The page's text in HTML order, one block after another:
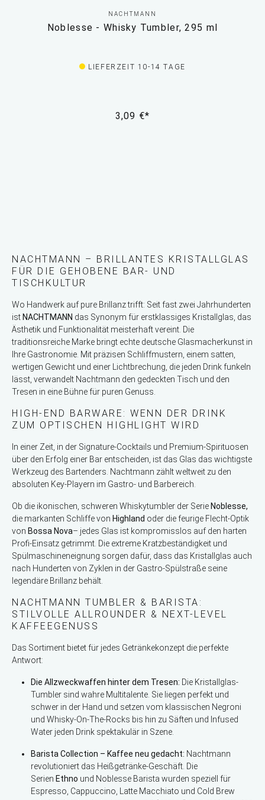
NACHTMANN
Noblesse - Whisky Tumbler, 295 ml
LIEFERZEIT 10-14 TAGE
3,09 €*
NACHTMANN – BRILLANTES KRISTALLGLAS
FÜR DIE GEHOBENE BAR- UND
TISCHKULTUR
Wo Handwerk auf pure Brillanz trifft: Seit fast zwei Jahrhunderten
ist NACHTMANN das Synonym für erstklassiges Kristallglas, das
Ästhetik und Funktionalität meisterhaft vereint. Die
traditionsreiche Marke bringt echte deutsche Glasmacherkunst in
Ihre Gastronomie. Mit präzisen Schliffmustern, einem satten,
wertigen Gewicht und einer Lichtbrechung, die jeden Drink funkeln
lässt, verwandelt Nachtmann den gedeckten Tisch und den
Tresen in eine Bühne für puren Genuss.
HIGH-END BARWARE: WENN DER DRINK
ZUM OPTISCHEN HIGHLIGHT WIRD
In einer Zeit, in der Signature-Cocktails und Premium-Spirituosen
über den Erfolg einer Bar entscheiden, ist das Glas das wichtigste
Werkzeug des Bartenders. Nachtmann zählt weltweit zu den
absoluten Key-Playern im Gastro- und Barbereich.
Ob die ikonischen, schweren Whiskytumbler der Serie Noblesse,
die markanten Schliffe von Highland oder die feurige Flecht-Optik
von Bossa Nova– jedes Glas ist kompromisslos auf den harten
Profi-Einsatz getrimmt. Die extreme Kratzbeständigkeit und
Spülmaschineneignung sorgen dafür, dass das Kristallglas auch
nach Hunderten von Zyklen in der Gastro-Spülstraße seine
legendäre Brillanz behält.
NACHTMANN TUMBLER & BARISTA:
STILVOLLE ALLROUNDER & NEXT-LEVEL
KAFFEEGENUSS
Das Sortiment bietet für jedes Getränkekonzept die perfekte
Antwort:
Die Allzweckwaffen hinter dem Tresen: Die Kristallglas-
Tumbler sind wahre Multitalente. Sie liegen perfekt und
schwer in der Hand und setzen vom klassischen Negroni
und Whisky-On-The-Rocks bis hin zu Säften und Infused
Water jeden Drink spektakulär in Szene.
Barista Collection – Kaffee neu gedacht: Nachtmann
revolutioniert das Heißgetränke-Geschäft. Die
Serien Ethno und Noblesse Barista wurden speziell für
Espresso, Cappuccino, Latte Macchiato und Cold Brew